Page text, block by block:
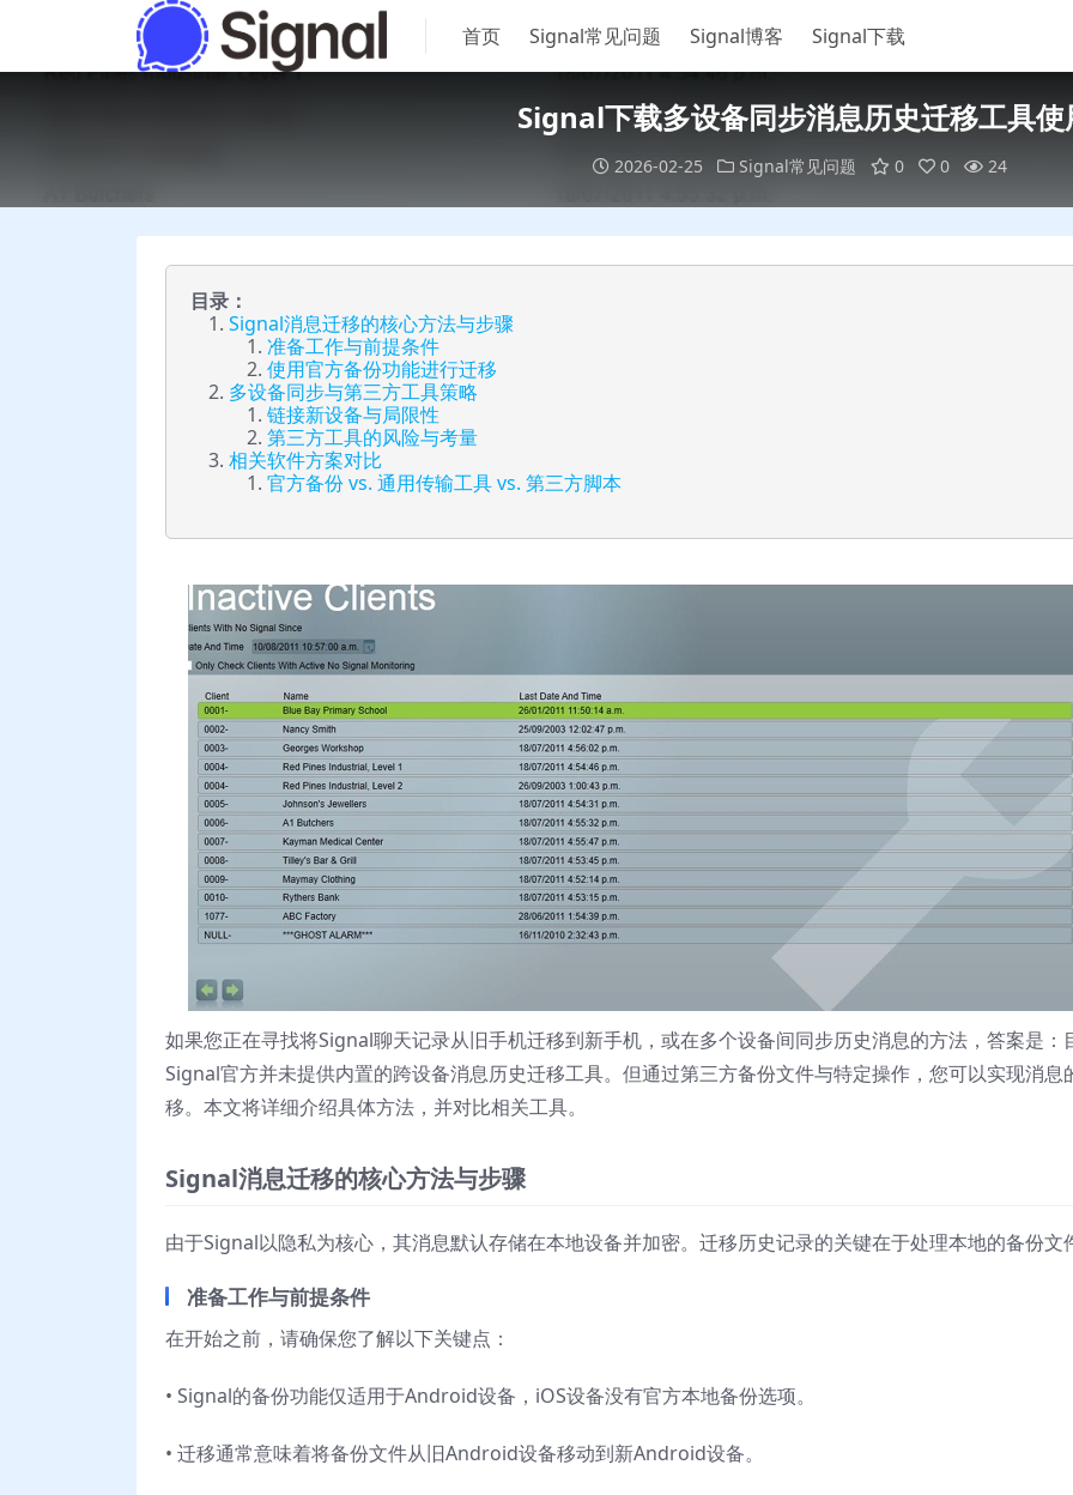
首页 Signal常见问题 Signal博客 Signal下载
Signal下载多设备同步消息历史迁移工具使
2026-02-25 Signal常见问题 0 0 24
目录：
Signal消息迁移的核心方法与步骤
准备工作与前提条件
使用官方备份功能进行迁移
多设备同步与第三方工具策略
链接新设备与局限性
第三方工具的风险与考量
相关软件方案对比
官方备份 vs. 通用传输工具 vs. 第三方脚本
如果您正在寻找将Signal聊天记录从旧手机迁移到新手机，或在多个设备间同步历史消息的方法，答案是：
Signal官方并未提供内置的跨设备消息历史迁移工具。但通过第三方备份文件与特定操作，您可以实现消息
移。本文将详细介绍具体方法，并对比相关工具。
Signal消息迁移的核心方法与步骤
由于Signal以隐私为核心，其消息默认存储在本地设备并加密。迁移历史记录的关键在于处理本地的备份文
准备工作与前提条件
在开始之前，请确保您了解以下关键点：
• Signal的备份功能仅适用于Android设备，iOS设备没有官方本地备份选项。
• 迁移通常意味着将备份文件从旧Android设备移动到新Android设备。